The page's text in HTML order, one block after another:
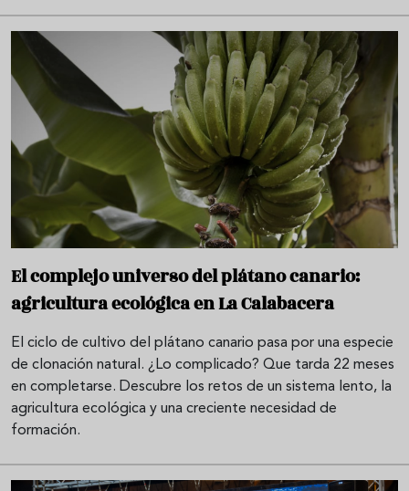
El complejo universo del plátano canario:
agricultura ecológica en La Calabacera
El ciclo de cultivo del plátano canario pasa por una especie
de clonación natural. ¿Lo complicado? Que tarda 22 meses
en completarse. Descubre los retos de un sistema lento, la
agricultura ecológica y una creciente necesidad de
formación.